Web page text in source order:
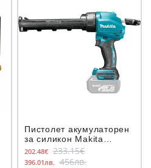
Пистолет акумулаторен
за силикон Makita
DCG180Z, 18 V
202.48€ 233.15€
396.01лв. 456лв.